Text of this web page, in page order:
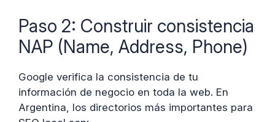
Paso 2: Construir consistencia
NAP (Name, Address, Phone)
Google verifica la consistencia de tu
información de negocio en toda la web. En
Argentina, los directorios más importantes para